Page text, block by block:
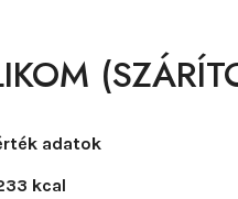
adatok
kcal